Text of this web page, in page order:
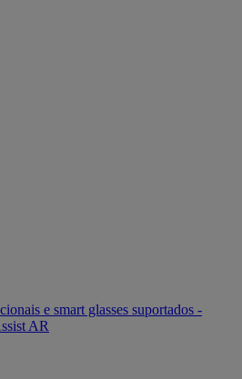
e smart glasses suportados -
AR